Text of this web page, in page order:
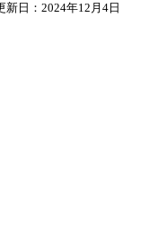
新日：2024年12月4日